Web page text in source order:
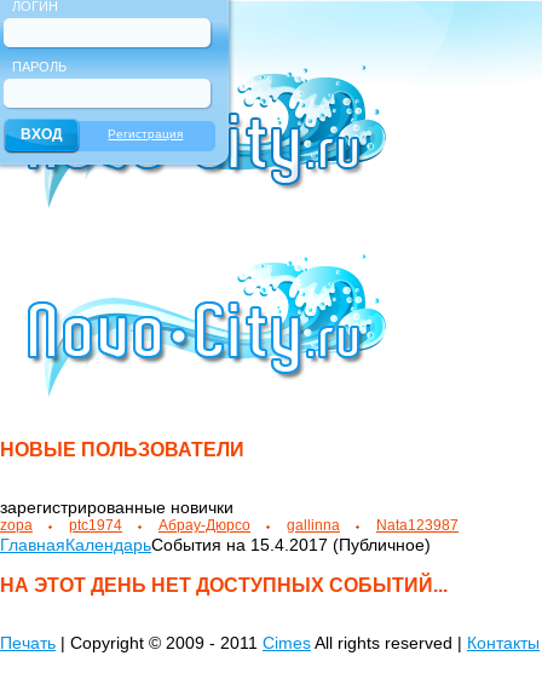
ЛОГИН
ПАРОЛЬ
Регистрация
НОВЫЕ ПОЛЬЗОВАТЕЛИ
зарегистрированные новички
zopa ptc1974 Абрау-Дюрсо gallinna Nata123987
ГлавнаяКалендарьСобытия на 15.4.2017 (Публичное)
НА ЭТОТ ДЕНЬ НЕТ ДОСТУПНЫХ СОБЫТИЙ...
Печать | Copyright © 2009 - 2011 CimesAll rights reserved | Контакты